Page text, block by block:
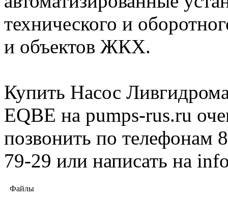
технического и
и объектов ЖКХ.
Купить Насос
EQBE на pumps-rus.ru
позвонить по телефонам
79-29 или написать на
Файлы